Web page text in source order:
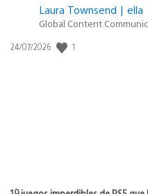
Laura Townsend | ella
Global Content
Fecha
24/07/2026 1